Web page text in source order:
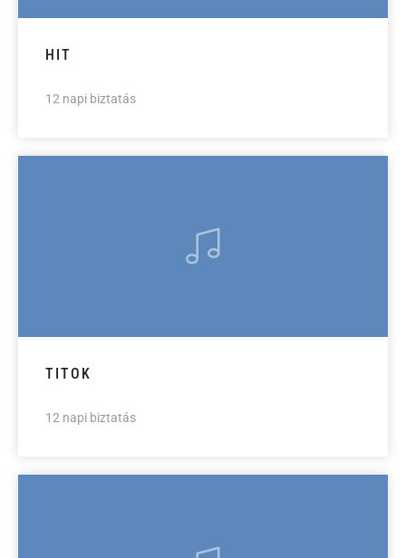
HIT
12 napi biztatás
TITOK
12 napi biztatás